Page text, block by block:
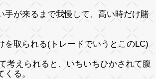
手が来るまで我慢して、高い時だけ賭
を取られる(トレードでいうとこのLC)
考えられると、いちいちひかされて腹
る。